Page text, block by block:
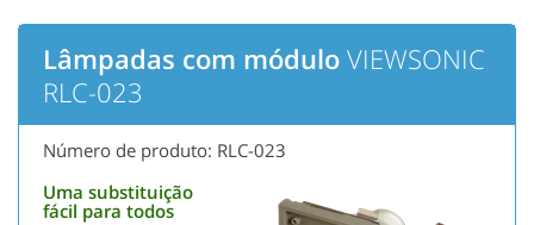
Lâmpadas com módulo VIEWSONIC
RLC-023
Número de produto: RLC-023
Uma substituição
fácil para todos